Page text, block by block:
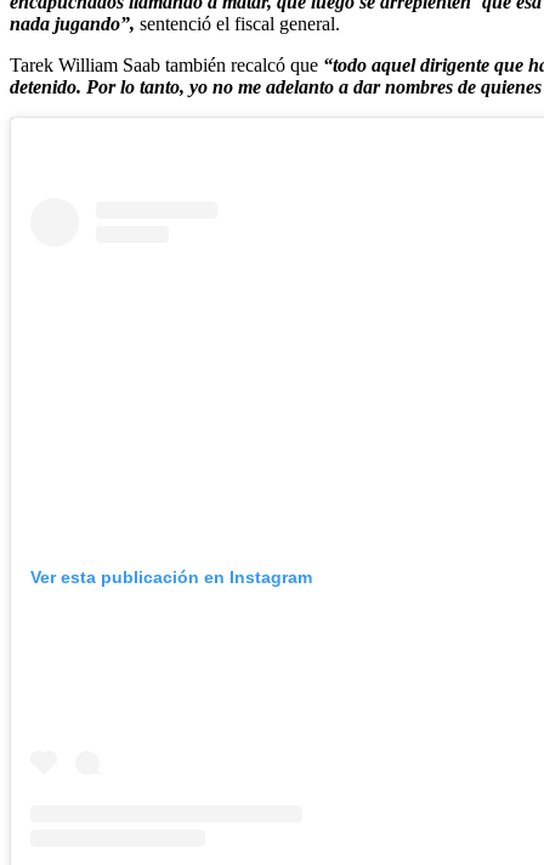
nada jugando”, sentenció el fiscal general.
Tarek William Saab también recalcó que “todo aquel dirigente que
detenido. Por lo tanto, yo no me adelanto a dar nombres de
Ver esta publicación en Instagram